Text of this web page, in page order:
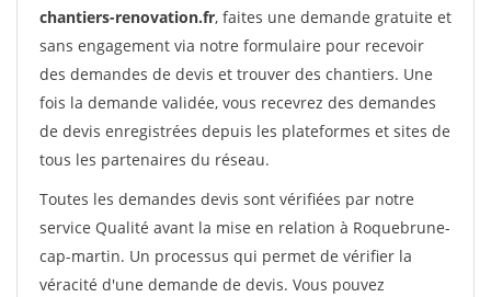
chantiers-renovation.fr, faites une demande gratuite et
sans engagement via notre formulaire pour recevoir
des demandes de devis et trouver des chantiers. Une
fois la demande validée, vous recevrez des demandes
de devis enregistrées depuis les plateformes et sites de
tous les partenaires du réseau.
Toutes les demandes devis sont vérifiées par notre
service Qualité avant la mise en relation à Roquebrune-
cap-martin. Un processus qui permet de vérifier la
véracité d'une demande de devis. Vous pouvez